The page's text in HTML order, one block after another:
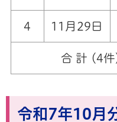
4 11月29日
合 計 (4件
令和7年10月